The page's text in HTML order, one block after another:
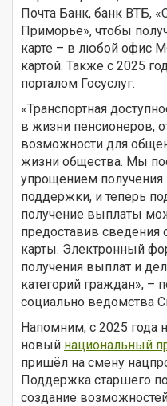
Почта Банк, банк ВТБ,
Приморье», чтобы
карте – в любой офис
картой. Также с 2025
порталом Госуслуг.
«Транспортная
в жизни пенсионеров,
возможности для
жизни общества. Мы
упрощением
поддержки, и теперь
получение выплаты
предоставив сведения
карты. Электронный
получения выплат и
категорий граждан», –
социально ведомства
Напомним, с 2025 года
новый национальный
пришёл на смену
Поддержка старшего
создание